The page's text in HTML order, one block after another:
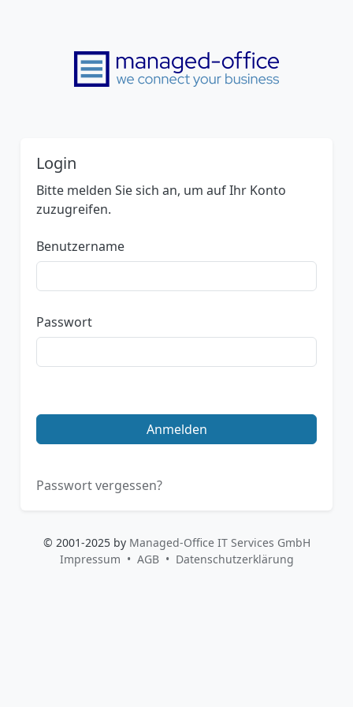
Login
Bitte melden Sie sich an, um auf Ihr Konto
zuzugreifen.
Benutzername
Passwort
Anmelden
Passwort vergessen?
© 2001-2025 by Managed-Office IT Services GmbH
Impressum
AGB Datenschutzerklärung